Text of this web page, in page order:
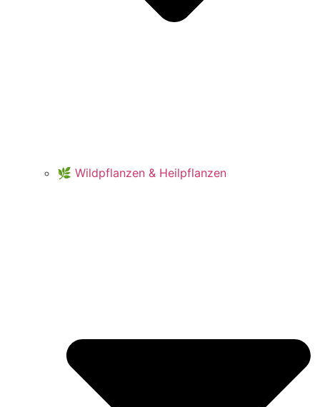
🌿 Wildpflanzen & Heilpflanzen